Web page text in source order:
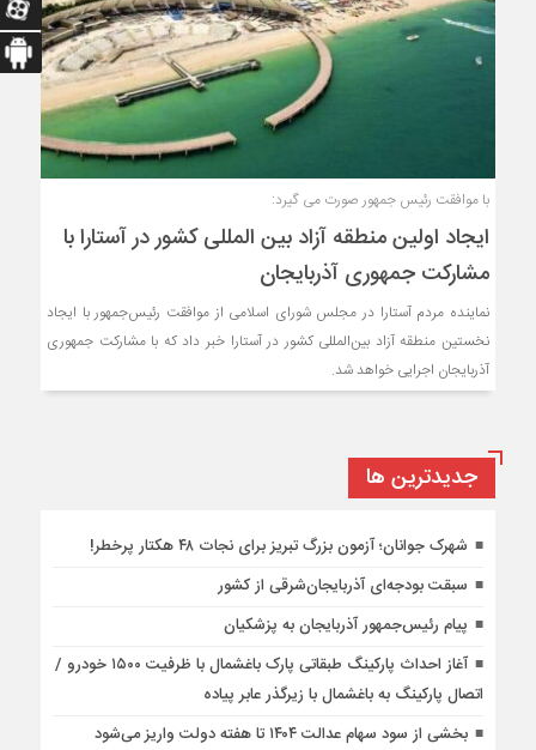
با موافقت رئیس‌ جمهور صورت می‌ گیرد:
ایجاد اولین منطقه آزاد بین‌ المللی کشور در آستارا با
مشارکت جمهوری آذربایجان
نماینده مردم آستارا در مجلس شورای اسلامی از موافقت رئیس‌جمهور با ایجاد
نخستین منطقه آزاد بین‌المللی کشور در آستارا خبر داد که با مشارکت جمهوری
آذربایجان اجرایی خواهد شد.
جديدترين ها
شهرک جوانان؛ آزمون بزرگ تبریز برای نجات ۴۸ هکتار پرخطر!
سبقت بودجه‌ای آذربایجان‌شرقی از کشور
پیام رئیس‌جمهور آذربایجان به پزشکیان
آغاز احداث پارکینگ طبقاتی پارک باغشمال با ظرفیت ۱۵۰۰ خودرو /
اتصال پارکینگ به باغشمال با زیرگذر عابر پیاده
بخشی از سود سهام عدالت ۱۴۰۴ تا هفته دولت واریز می‌شود